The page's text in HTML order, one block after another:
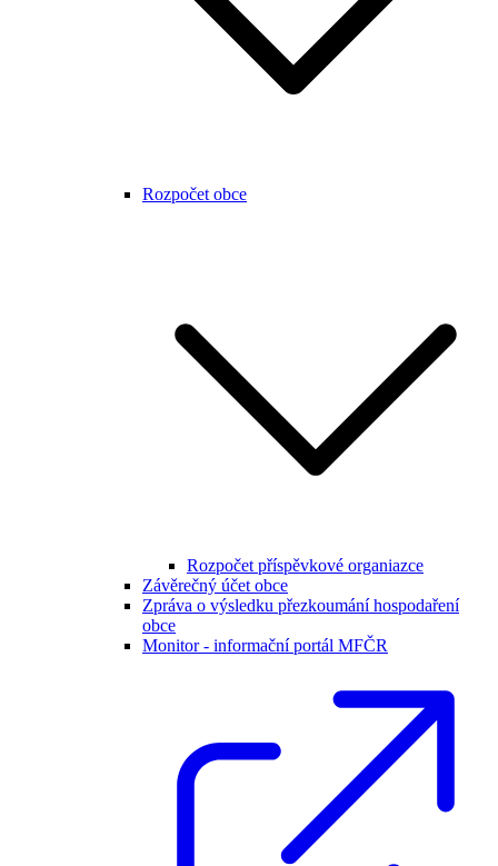
Rozpočet obce
Rozpočet příspěvkové organiazce
Závěrečný účet obce
Zpráva o výsledku přezkoumání hospodaření
obce
Monitor - informační portál MFČR